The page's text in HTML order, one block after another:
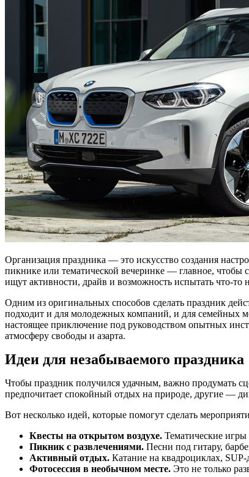
Организация праздника — это искусство создания
пикнике или тематической вечеринке — главное,
ищут активности, драйв и возможность испытать что-то
Одним из оригинальных способов сделать праздник
подходит и для молодежных компаний, и для семейных
настоящее приключение под руководством опытных
атмосферу свободы и азарта.
Идеи для незабываемого праздника
Чтобы праздник получился удачным, важно продумать
предпочитает спокойный отдых на природе, другие —
Вот несколько идей, которые помогут сделать
Квесты на открытом воздухе. Тематические игры
Пикник с развлечениями. Песни под гитару,
Активный отдых. Катание на квадроциклах,
Фотосессия в необычном месте. Это не только